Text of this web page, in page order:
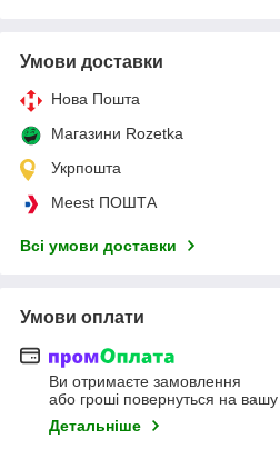
Умови доставки
Нова Пошта
Магазини Rozetka
Укрпошта
Meest ПОШТА
Всі умови доставки
Умови оплати
Ви отримаєте замовлення
або гроші повернуться на вашу
Детальніше